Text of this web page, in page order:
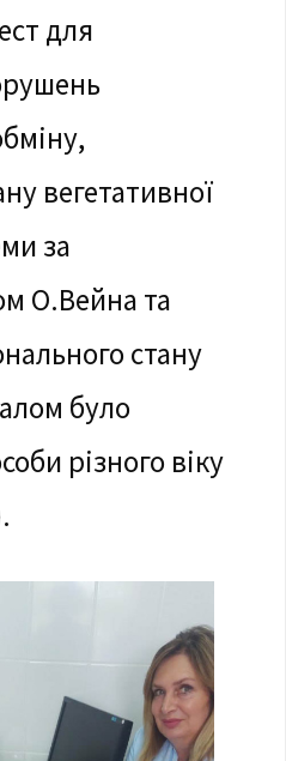
для
вегетативної
за
О.Вейна та
стану
було
різного віку